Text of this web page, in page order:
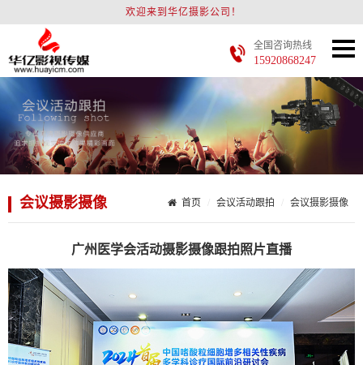
欢迎来到华亿摄影公司！
全国咨询热线
15920868247
会议摄影摄像 首页 会议活动跟拍 会议摄影摄像
广州医学会活动摄影摄像跟拍照片直播